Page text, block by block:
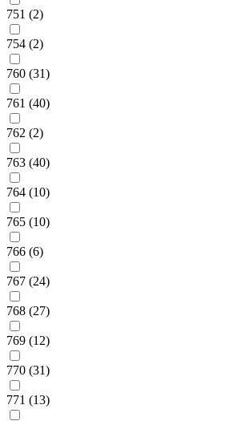
751 (2)
754 (2)
760 (31)
761 (40)
762 (2)
763 (40)
764 (10)
765 (10)
766 (6)
767 (24)
768 (27)
769 (12)
770 (31)
771 (13)